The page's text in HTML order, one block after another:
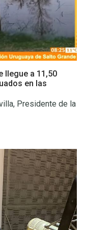
llegue a 11,50
en las
Presidente de la